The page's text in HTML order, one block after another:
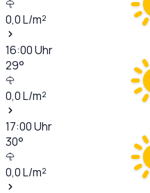
0,0L/m²
16:00Uhr
29°
0,0L/m²
17:00Uhr
30°
0,0L/m²